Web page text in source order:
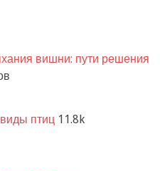
вишни: пути решения
птиц 11.8k